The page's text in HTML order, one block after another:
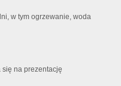
w tym ogrzewanie, woda
na prezentację